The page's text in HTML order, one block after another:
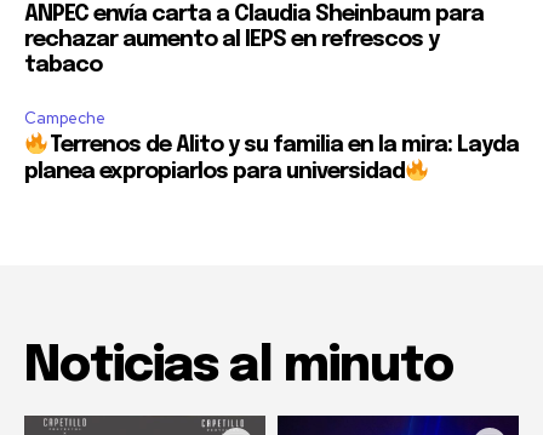
ANPEC envía carta a Claudia Sheinbaum para
rechazar aumento al IEPS en refrescos y
tabaco
Campeche
Terrenos de Alito y su familia en la mira: Layda
planea expropiarlos para universidad
Noticias al minuto